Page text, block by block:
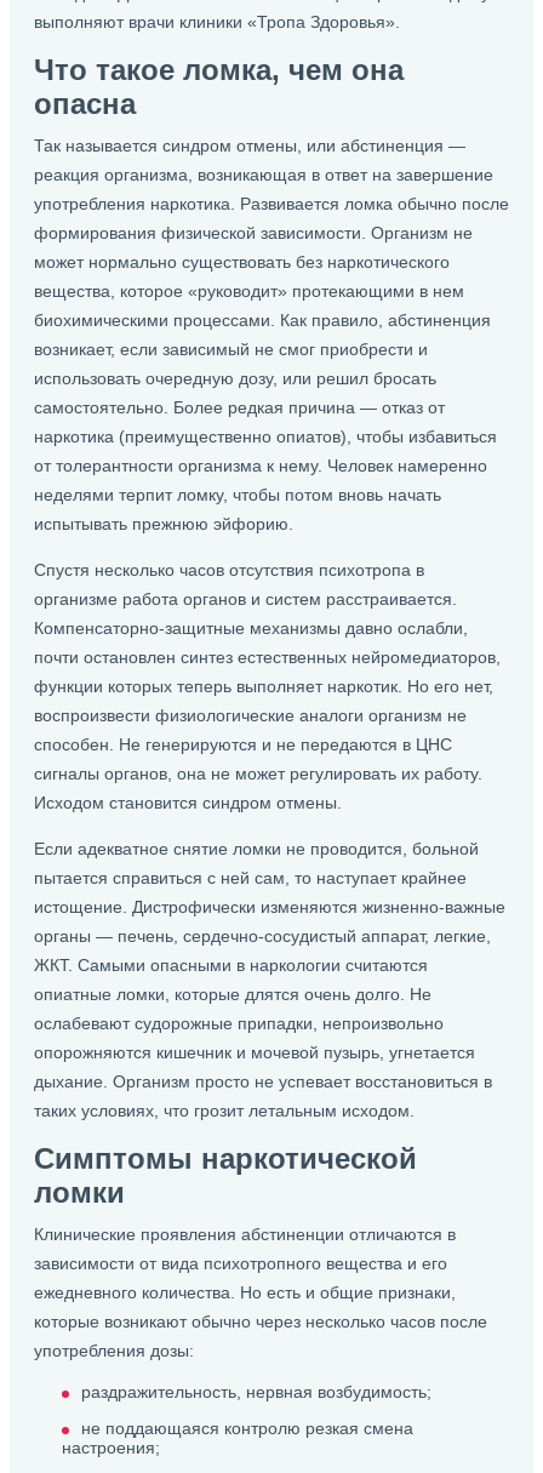
выполняют врачи клиники «Тропа Здоровья».
Что такое ломка, чем она
опасна
Так называется синдром отмены, или абстиненция —
реакция организма, возникающая в ответ на завершение
употребления наркотика. Развивается ломка обычно после
формирования физической зависимости. Организм не
может нормально существовать без наркотического
вещества, которое «руководит» протекающими в нем
биохимическими процессами. Как правило, абстиненция
возникает, если зависимый не смог приобрести и
использовать очередную дозу, или решил бросать
самостоятельно. Более редкая причина — отказ от
наркотика (преимущественно опиатов), чтобы избавиться
от толерантности организма к нему. Человек намеренно
неделями терпит ломку, чтобы потом вновь начать
испытывать прежнюю эйфорию.
Спустя несколько часов отсутствия психотропа в
организме работа органов и систем расстраивается.
Компенсаторно-защитные механизмы давно ослабли,
почти остановлен синтез естественных нейромедиаторов,
функции которых теперь выполняет наркотик. Но его нет,
воспроизвести физиологические аналоги организм не
способен. Не генерируются и не передаются в ЦНС
сигналы органов, она не может регулировать их работу.
Исходом становится синдром отмены.
Если адекватное снятие ломки не проводится, больной
пытается справиться с ней сам, то наступает крайнее
истощение. Дистрофически изменяются жизненно-важные
органы — печень, сердечно-сосудистый аппарат, легкие,
ЖКТ. Самыми опасными в наркологии считаются
опиатные ломки, которые длятся очень долго. Не
ослабевают судорожные припадки, непроизвольно
опорожняются кишечник и мочевой пузырь, угнетается
дыхание. Организм просто не успевает восстановиться в
таких условиях, что грозит летальным исходом.
Симптомы наркотической
ломки
Клинические проявления абстиненции отличаются в
зависимости от вида психотропного вещества и его
ежедневного количества. Но есть и общие признаки,
которые возникают обычно через несколько часов после
употребления дозы:
раздражительность, нервная возбудимость;
не поддающаяся контролю резкая смена
настроения;